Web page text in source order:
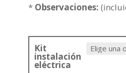
* Observaciones:
Kit
instalación
eléctrica